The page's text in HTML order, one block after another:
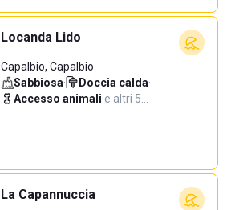
Locanda Lido
Capalbio, Capalbio
Sabbiosa· Doccia calda·
Accesso animali·e altri 5…
La Capannuccia